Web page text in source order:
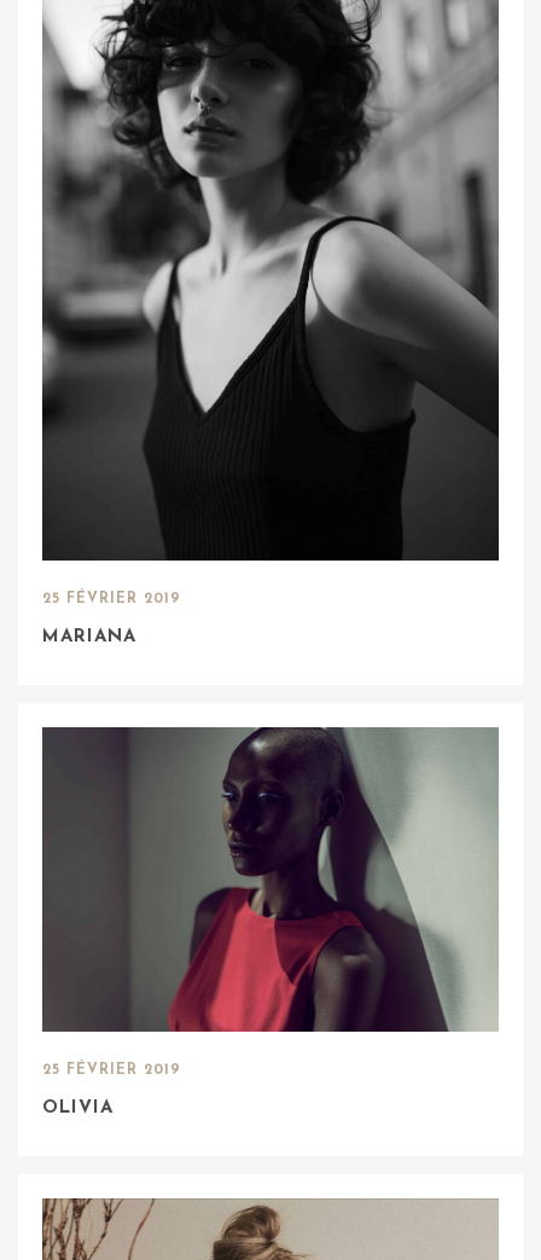
25 FÉVRIER 2019
MARIANA
25 FÉVRIER 2019
OLIVIA